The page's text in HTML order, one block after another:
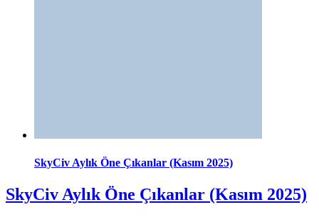
SkyCiv Aylık Öne Çıkanlar (Kasım 2025)
SkyCiv Aylık Öne Çıkanlar (Kasım 2025)